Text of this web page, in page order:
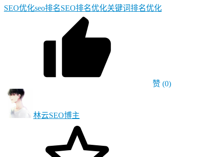
SEO优化seo排名SEO排名优化关键词排名优化
赞 (0)
林云SEO博主